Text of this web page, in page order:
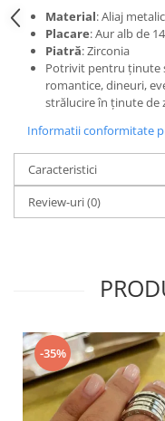
Material: Aliaj metalic
Placare: Aur alb de
Piatră: Zirconia
Potrivit pentru ținute
romantice, dineuri,
strălucire în ținute de
Informatii conformitate
Caracteristici
Review-uri(0)
-35%